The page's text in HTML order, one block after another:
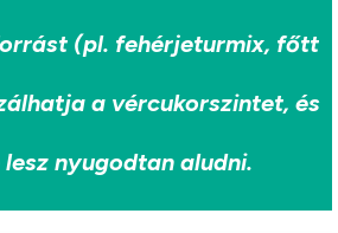
(pl. fehérjeturmix, főtt
a vércukorszintet, és
nyugodtan aludni.